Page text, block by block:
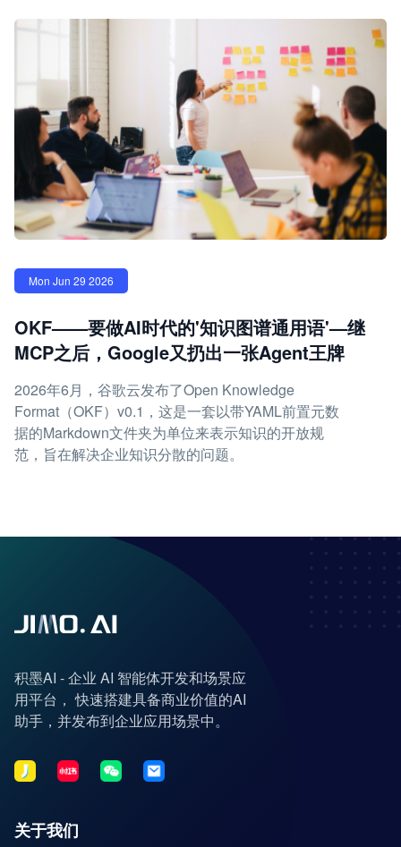
Mon Jun 29 2026
OKF——要做AI时代的'知识图谱通用语'—继
MCP之后，Google又扔出一张Agent王牌
2026年6月，谷歌云发布了Open Knowledge
Format（OKF）v0.1，这是一套以带YAML前置元数
据的Markdown文件夹为单位来表示知识的开放规
范，旨在解决企业知识分散的问题。
积墨AI - 企业 AI 智能体开发和场景应
用平台， 快速搭建具备商业价值的AI
助手，并发布到企业应用场景中。
关于我们